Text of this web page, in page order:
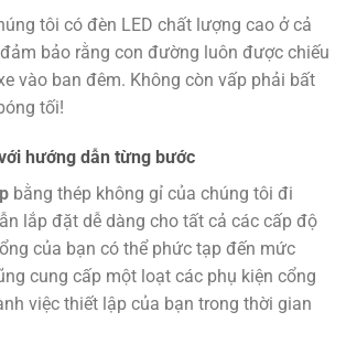
tôi có đèn LED chất lượng cao ở cả
bảo rằng con đường luôn được chiếu
vào ban đêm. Không còn vấp phải bất
tối!
hướng dẫn từng bước
bằng thép không gỉ của chúng tôi đi
lắp đặt dễ dàng cho tất cả các cấp độ
của bạn có thể phức tạp đến mức
cung cấp một loạt các phụ kiện cổng
việc thiết lập của bạn trong thời gian